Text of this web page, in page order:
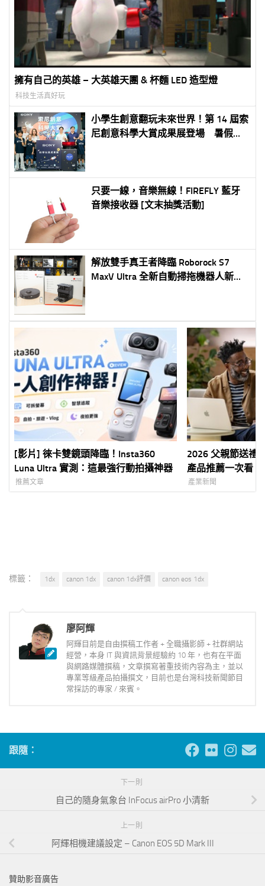
擁有自己的英雄 – 大英雄天團 & 杯麵 LED 造型燈
科技生活真好玩
小學生創意翻玩未來世界！第 14 屆索
尼創意科學大賞成果展登場 暑假限
只要一線，音樂無線！FIREFLY 藍牙
音樂接收器 [文末抽獎活動]
解放雙手真王者降臨 Roborock S7
MaxV Ultra 全新自動掃拖機器人新上
[影片] 徠卡雙鏡頭降臨！Insta360
Luna Ultra 實測：這最強行動拍攝神器
推薦文章
2026 父親節送禮
產品推薦一次看
Watch 到
產業新聞
標籤： 1dx canon 1dx canon 1dx評價 canon eos 1dx
廖阿輝
阿輝目前是自由撰稿工作者 + 全職攝影師 + 社群網站
經營，本身 IT 與資訊背景經驗約 10 年，也有在平面
與網路媒體撰稿，文章撰寫著重技術內容為主，並以
專業等級產品拍攝撰文，目前也是台灣科技新聞節目
常採訪的專家 / 來賓。
跟隨：
下一則
自己的隨身氣象台 InFocus airPro 小清新
上一則
阿輝相機建議設定 – Canon EOS 5D Mark III
贊助影音廣告